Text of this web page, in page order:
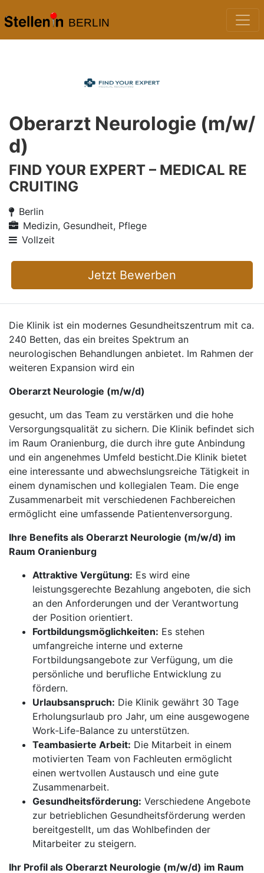
BERLIN
Oberarzt Neurologie (m/w/
d)
FIND YOUR EXPERT – MEDICAL RE
CRUITING
Berlin
Medizin, Gesundheit, Pflege
Vollzeit
Jetzt Bewerben
Die Klinik ist ein modernes Gesundheitszentrum mit ca.
240 Betten, das ein breites Spektrum an
neurologischen Behandlungen anbietet. Im Rahmen der
weiteren Expansion wird ein
Oberarzt Neurologie (m/w/d)
gesucht, um das Team zu verstärken und die hohe
Versorgungsqualität zu sichern. Die Klinik befindet sich
im Raum Oranienburg, die durch ihre gute Anbindung
und ein angenehmes Umfeld besticht.Die Klinik bietet
eine interessante und abwechslungsreiche Tätigkeit in
einem dynamischen und kollegialen Team. Die enge
Zusammenarbeit mit verschiedenen Fachbereichen
ermöglicht eine umfassende Patientenversorgung.
Ihre Benefits als Oberarzt Neurologie (m/w/d) im
Raum Oranienburg
Attraktive Vergütung: Es wird eine
leistungsgerechte Bezahlung angeboten, die sich
an den Anforderungen und der Verantwortung
der Position orientiert.
Fortbildungsmöglichkeiten: Es stehen
umfangreiche interne und externe
Fortbildungsangebote zur Verfügung, um die
persönliche und berufliche Entwicklung zu
fördern.
Urlaubsanspruch: Die Klinik gewährt 30 Tage
Erholungsurlaub pro Jahr, um eine ausgewogene
Work-Life-Balance zu unterstützen.
Teambasierte Arbeit: Die Mitarbeit in einem
motivierten Team von Fachleuten ermöglicht
einen wertvollen Austausch und eine gute
Zusammenarbeit.
Gesundheitsförderung: Verschiedene Angebote
zur betrieblichen Gesundheitsförderung werden
bereitgestellt, um das Wohlbefinden der
Mitarbeiter zu steigern.
Ihr Profil als Oberarzt Neurologie (m/w/d) im Raum